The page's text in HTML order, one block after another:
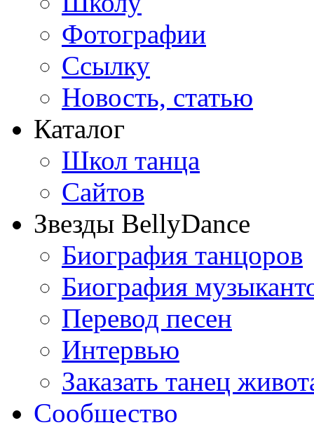
Фотографии
Ссылку
Новость, статью
Каталог
Школ танца
Сайтов
Звезды BellyDance
Биография танцоров
Биография
Перевод песен
Интервью
Заказать танец
Сообщество